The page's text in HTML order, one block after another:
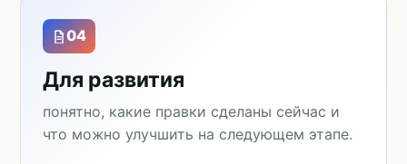
04
Для развития
понятно, какие правки сделаны сейчас и
что можно улучшить на следующем этапе.